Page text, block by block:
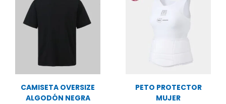
CAMISETA OVERSIZE
ALGODÓN NEGRA
PETO PROTECTOR
MUJER